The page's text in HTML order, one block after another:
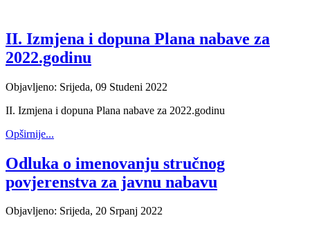
II. Izmjena i dopuna Plana nabave za
2022.godinu
Objavljeno: Srijeda, 09 Studeni 2022
II. Izmjena i dopuna Plana nabave za 2022.godinu
Opširnije...
Odluka o imenovanju stručnog
povjerenstva za javnu nabavu
Objavljeno: Srijeda, 20 Srpanj 2022